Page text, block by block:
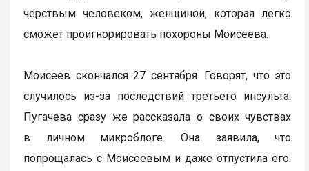
черствым человеком, женщиной, которая легко
сможет проигнорировать похороны Моисеева.
Моисеев скончался 27 сентября. Говорят, что это
случилось из-за последствий третьего инсульта.
Пугачева сразу же рассказала о своих чувствах
в личном микроблоге. Она заявила, что
попрощалась с Моисеевым и даже отпустила его.